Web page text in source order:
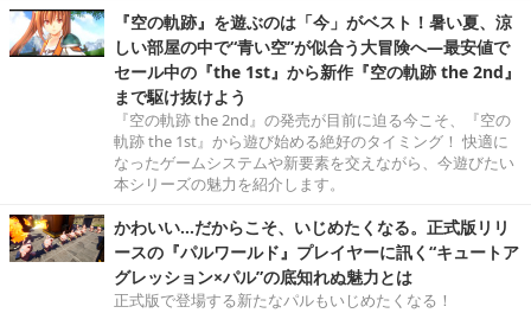
『空の軌跡』を遊ぶのは「今」がベスト！暑い夏、涼
しい部屋の中で“青い空”が似合う大冒険へ―最安値で
セール中の『the 1st』から新作『空の軌跡 the 2nd』
まで駆け抜けよう
『空の軌跡 the 2nd』の発売が目前に迫る今こそ、『空の
軌跡 the 1st』から遊び始める絶好のタイミング！ 快適に
なったゲームシステムや新要素を交えながら、今遊びたい
本シリーズの魅力を紹介します。
かわいい…だからこそ、いじめたくなる。正式版リリ
ースの『パルワールド』プレイヤーに訊く“キュートア
グレッション×パル”の底知れぬ魅力とは
正式版で登場する新たなパルもいじめたくなる！